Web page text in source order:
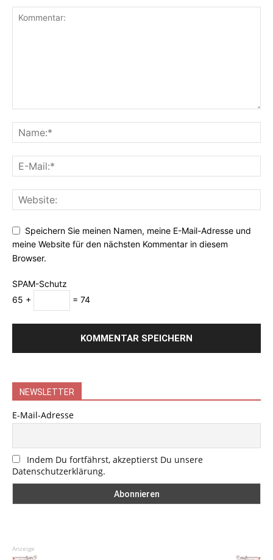
Speichern Sie meinen Namen, meine E-Mail-Adresse und
meine Website für den nächsten Kommentar in diesem
Browser.
SPAM-Schutz
65 +
= 74
NEWSLETTER
E-Mail-Adresse
Indem Du fortfährst, akzeptierst Du unsere
Datenschutzerklärung.
Anzeige